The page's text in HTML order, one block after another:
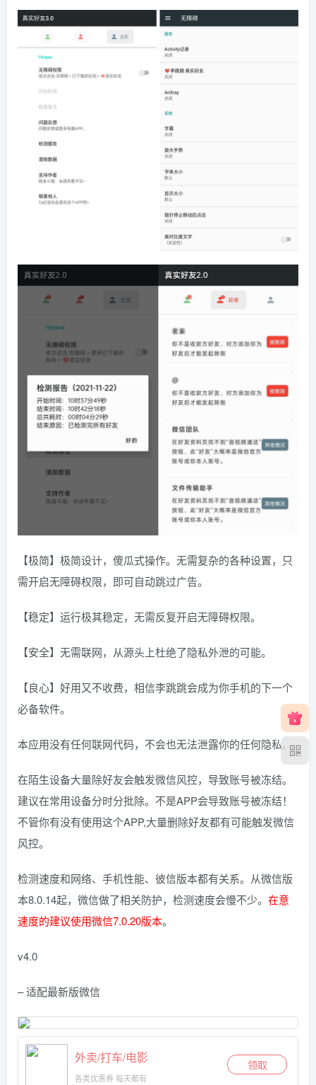
【极简】极简设计，傻瓜式操作。无需复杂的各种设置，只
需开启无障碍权限，即可自动跳过广告。
【稳定】运行极其稳定，无需反复开启无障碍权限。
【安全】无需联网，从源头上杜绝了隐私外泄的可能。
【良心】好用又不收费，相信李跳跳会成为你手机的下一个
必备软件。
本应用没有任何联网代码，不会也无法泄露你的任何隐私。
在陌生设备大量除好友会触发微信风控，导致账号被冻结。
建议在常用设备分时分批除。不是APP会导致账号被冻结！
不管你有没有使用这个APP,大量删除好友都有可能触发微信
风控。
检测速度和网络、手机性能、彼信版本都有关系。从微信版
本8.0.14起，微信做了相关防护，检测速度会慢不少。 在意
速度的建议使用微信7.0.20版本。
v4.0
– 适配最新版微信
外卖/打车/电影
各类优惠券 每天都有
领取